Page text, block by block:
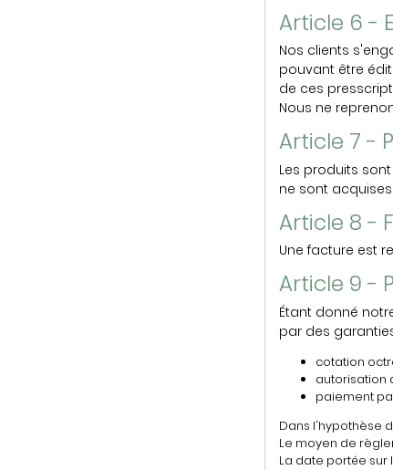
Article 6 -
Nos clients
pouvant être
de ces
Nous ne
Article 7 -
Les produits
ne sont
Article 8 -
Une facture est
Article 9 -
Étant donné
par des
cotation
autorisation
paiement
Dans l'hypothèse
Le moyen de
La date portée